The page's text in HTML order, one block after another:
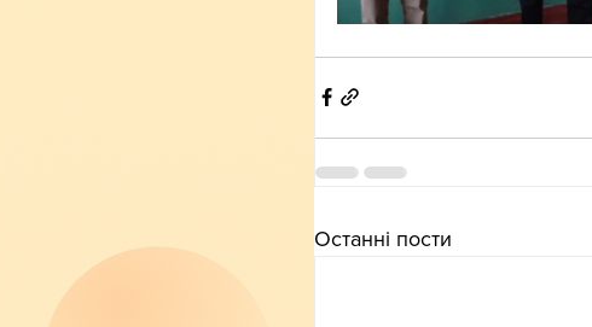
Останні пости